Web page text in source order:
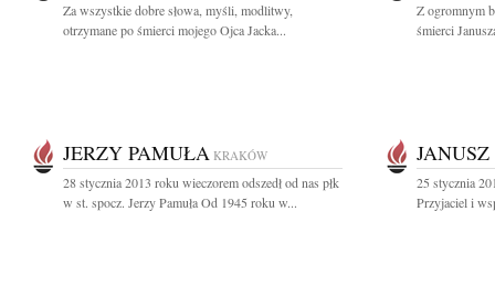
Za wszystkie dobre słowa, myśli, modlitwy,
otrzymane po śmierci mojego Ojca Jacka...
Z ogromnym
śmierci
JERZY PAMUŁA KRAKÓW
28 stycznia 2013 roku wieczorem odszedł od nas płk
w st. spocz. Jerzy Pamuła Od 1945 roku w...
JANUSZ
25 stycznia
Przyjaciel i